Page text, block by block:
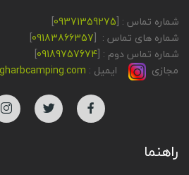
شماره تماس : [09371359275
]
شماره های تماس : [09183866357
]
شماره تماس دوم : [09189757674
]
مجازی
ایمیل :
راهنما